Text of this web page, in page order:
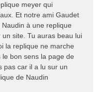
meyer qui
Et notre ami Gaudet
à une replique
site. Tu auras beau lui
la replique ne marche
bon sens la page de
pas car il a lu sur un
de Naudin